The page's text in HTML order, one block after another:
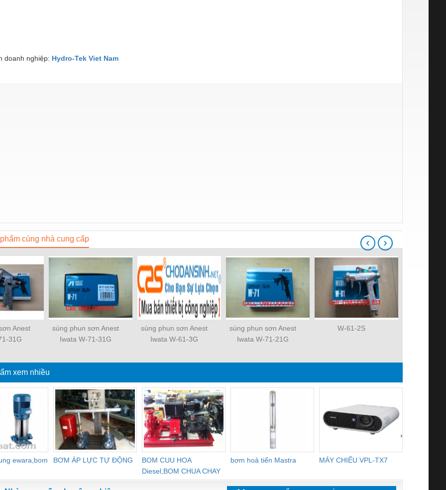
doanh nghiệp: Hydro-Tek Viet Nam
cùng nhà cung cấp
Anest
31G
súng phun sơn Anest
Iwata W-71-31G
súng phun sơn Anest
Iwata W-61-3G
súng phun sơn Anest
Iwata W-71-21G
W-61-2S
‹ ›
xem nhiều
ewara,bom
BƠM ÁP LỰC TỰ ĐỘNG
BOM CUU HOA
Diesel,BOM CHUA CHAY
bơm hoả tiển Mastra MÁY CHIẾU VPL-TX7
›